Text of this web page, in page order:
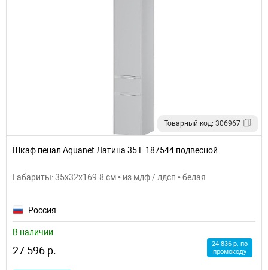
Товарный код: 306967
Шкаф пенал Aquanet Латина 35 L 187544 подвесной
Габариты: 35x32x169.8 см • из мдф / лдсп • белая
Россия
В наличии
27 596 р.
24 836 р. по
промокоду